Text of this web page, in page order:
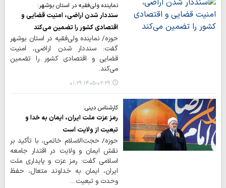
نماینده ولی‌فقیه در استان بوشهر:
سنددار شدن اراضی، امنیت قضایی و
اقتصادی کشور را تضمین می‌کند
حوزه/ نماینده ولی‌فقیه در استان بوشهر
گفت: سنددار شدن اراضی، امنیت
قضایی و اقتصادی کشور را تضمین
می‌کند.
۱۴۰۵-۰۲-۲۹ ۰۱:۲۹
کارشناس دینی:
رمز عزت ملت ایران، ایمان به خدا و
تبعیت از ولایت است
حوزه/ حجت‌الاسلام خاتمی، با تأکید بر
نقش ایمان و ولایت در اقتدار جامعه
اسلامی گفت: رمز عزت و پایداری ملت
ایران، ایمان به خداوند متعال، حفظ
وحدت و تبعیت…